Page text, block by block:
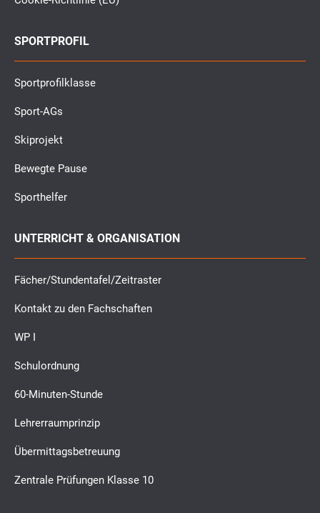
SPORTPROFIL
Sportprofilklasse
Sport-AGs
Skiprojekt
Bewegte Pause
Sporthelfer
UNTERRICHT & ORGANISATION
Fächer/Stundentafel/Zeitraster
Kontakt zu den Fachschaften
WP I
Schulordnung
60-Minuten-Stunde
Lehrerraumprinzip
Übermittagsbetreuung
Zentrale Prüfungen Klasse 10